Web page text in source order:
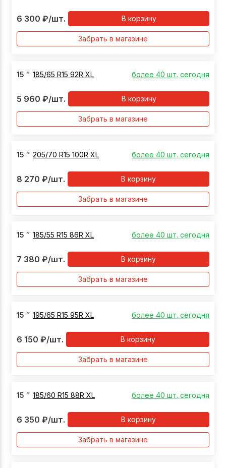
6 300 ₽/шт. В корзину
Забрать в магазине
15 ″ 185/65 R15 92R XL более 40 шт. сегодня
5 960 ₽/шт. В корзину
Забрать в магазине
15 ″ 205/70 R15 100R XL более 40 шт. сегодня
8 270 ₽/шт. В корзину
Забрать в магазине
15 ″ 185/55 R15 86R XL более 40 шт. сегодня
7 380 ₽/шт. В корзину
Забрать в магазине
15 ″ 195/65 R15 95R XL более 40 шт. сегодня
6 150 ₽/шт. В корзину
Забрать в магазине
15 ″ 185/60 R15 88R XL более 40 шт. сегодня
6 350 ₽/шт. В корзину
Забрать в магазине